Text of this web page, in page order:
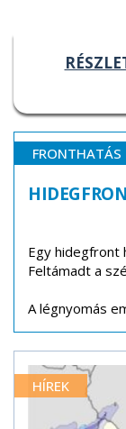
FRONTHATÁS
Egy hidegfront
Feltámadt a
A légnyomás
HÍREK